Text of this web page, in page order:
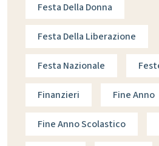
Festa Della Donna
Festa Della Liberazione
Festa Nazionale
Finanzieri Fine Anno
Fine Anno Scolastico